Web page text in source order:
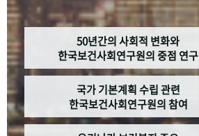
50년간의 사회적 변화와
한국보건사회연구원의 중점 연구
국가 기본계획 수립 관련
한국보건사회연구원의 참여